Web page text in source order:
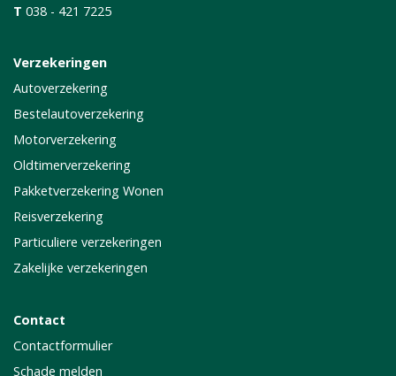
T 038 - 421 7225
Verzekeringen
Autoverzekering
Bestelautoverzekering
Motorverzekering
Oldtimerverzekering
Pakketverzekering Wonen
Reisverzekering
Particuliere verzekeringen
Zakelijke verzekeringen
Contact
Contactformulier
Schade melden